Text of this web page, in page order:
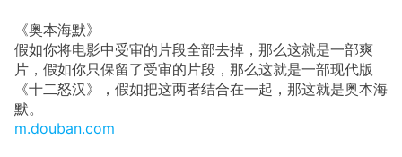
《奥本海默》
假如你将电影中受审的片段全部去掉，那么这就是一部爽
片，假如你只保留了受审的片段，那么这就是一部现代版
《十二怒汉》，假如把这两者结合在一起，那这就是奥本海
默。
m.douban.com